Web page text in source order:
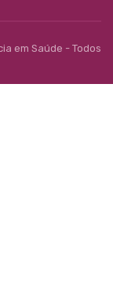
em Saúde - Todos